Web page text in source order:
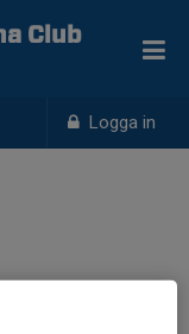
Logga in
Club